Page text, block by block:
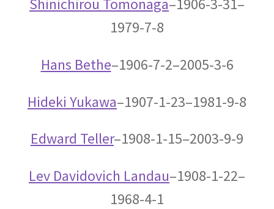
イギリス関係の人々
ニュートン・マクスウェルからディラック・ホーキング、他
【コペルニクスからフェルミまでの系譜】
ウィリアム・トムソン
【B・K OM, GCVO, PC, PRS, PRSE】
Shinichirou Tomonaga–1906-3-31–
1979-7-8
Hans Bethe–1906-7-2–2005-3-6
Hideki Yukawa–1907-1-23–1981-9-8
Edward Teller–1908-1-15–2003-9-9
Lev Davidovich Landau–1908-1-22–
1968-4-1